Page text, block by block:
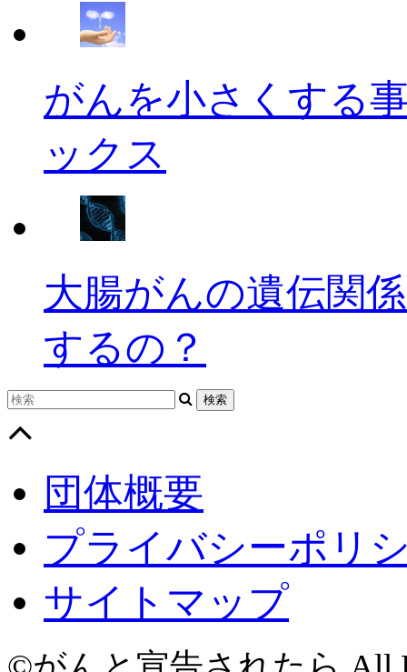
がんを小さくする
ックス
大腸がんの遺伝関
するの？
団体概要
プライバシーポリ
サイトマップ